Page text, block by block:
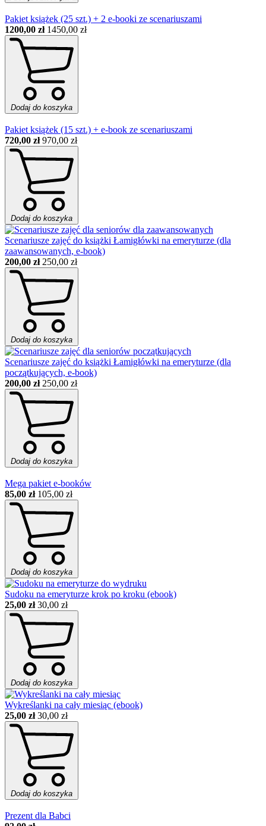
Pakiet książek (25 szt.) + 2 e-booki ze scenariuszami
1200,00 zł 1450,00 zł
Dodaj do koszyka
Pakiet książek (15 szt.) + e-book ze scenariuszami
720,00 zł970,00 zł
Dodaj do koszyka
Scenariusze zajęć do książki Łamigłówki na emeryturze (dla
zaawansowanych, e-book)
200,00 zł 250,00 zł
Dodaj do koszyka
Scenariusze zajęć do książki Łamigłówki na emeryturze (dla
początkujących, e-book)
200,00 zł 250,00 zł
Dodaj do koszyka
Mega pakiet e-booków
85,00 zł 105,00 zł
Dodaj do koszyka
Sudoku na emeryturze krok po kroku (ebook)
25,00 zł30,00 zł
Dodaj do koszyka
Wykreślanki na cały miesiąc (ebook)
25,00 zł30,00 zł
Dodaj do koszyka
Prezent dla Babci